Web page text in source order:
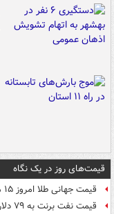
قیمت‌های روز در یک نگاه
قیمت جهانی طلا امروز ۱۵ مرداد
قیمت نفت برنت به ۷۹ دلار رسید